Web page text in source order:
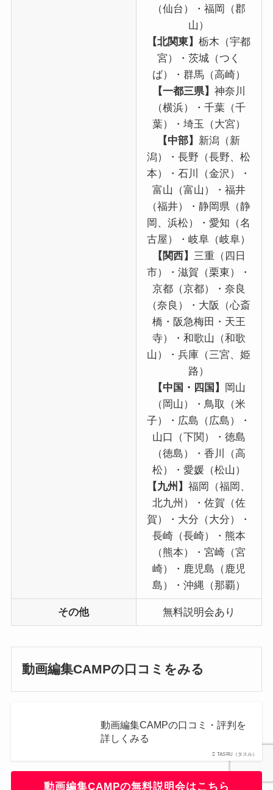
（仙台）・福岡（郡
山）
【北関東】栃木（宇都
宮）・茨城（つく
ば）・群馬（高崎）
【一都三県】 神奈川
（横浜）・千葉（千
葉）・埼玉（大宮）
【中部】 新潟（新
潟）・長野（長野、松
本）・石川（金沢）・
富山（富山）・福井
（福井）・静岡県（静
岡、浜松）・愛知（名
古屋）・岐阜（岐阜）
【関西】 三重（四日
市）・滋賀（栗東）・
京都（京都）・奈良
（奈良）・大阪（心斎
橋・阪急梅田・天王
寺）・和歌山（和歌
山）・兵庫（三宮、姫
路）
【中国・四国】
岡山
（岡山）・鳥取（米
子）・広島（広島）・
山口（下関）・徳島
（徳島）・香川（高
松）・愛媛（松山）
【九州】福岡（福岡、
北九州）・佐賀（佐
賀）・大分（大分）・
長崎（長崎）・熊本
（熊本）・宮崎（宮
崎）・鹿児島（鹿児
島）・沖縄（那覇）
その他 無料説明会あり
動画編集CAMPの口コミ をみる
TASRU（タスル）
動画編集CAMPの口コミ・評判を
詳しくみる
動画編集CAMPの無料説明会はこちら